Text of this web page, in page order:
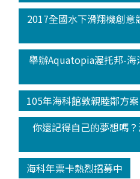
2017全國水下滑翔機創
舉辦Aquatopia渥托邦-海
105年海科館敦親睦鄰方案
你還記得自己的夢想嗎
海科年票卡熱烈招募中